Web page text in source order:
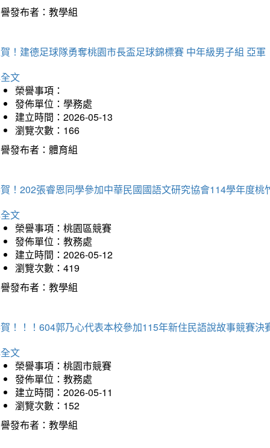
發布者：教學組
！建德足球隊勇奪桃園市長盃足球錦標賽 中年級男子組 亞軍
文
榮譽事項：
發佈單位：學務處
建立時間：2026-05-13
瀏覽次數：166
發布者：體育組
！202張睿恩同學參加中華民國國語文研究協會114學年度
文
榮譽事項：桃園區競賽
發佈單位：教務處
建立時間：2026-05-12
瀏覽次數：419
發布者：教學組
！！！604郭乃心代表本校參加115年新住民語說故事競賽決
文
榮譽事項：桃園市競賽
發佈單位：教務處
建立時間：2026-05-11
瀏覽次數：152
發布者：教學組